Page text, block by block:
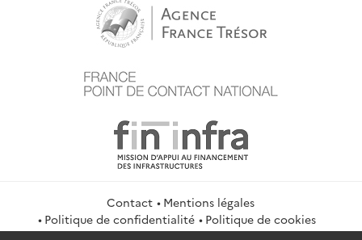
Contact
Mentions légales
Politique de confidentialité
Politique de cookies
Gestion des cookies
Flux RSS